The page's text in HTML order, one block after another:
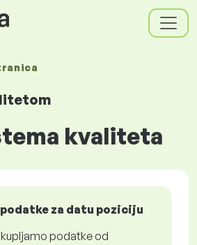
kvaliteta
za datu poziciju
podatke od